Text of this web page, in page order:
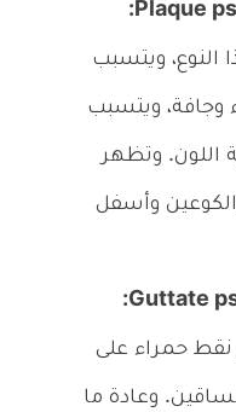
النوع، ويتسبب
ويتسبب
وتظهر
وأسفل
حمراء على
وعادة ما